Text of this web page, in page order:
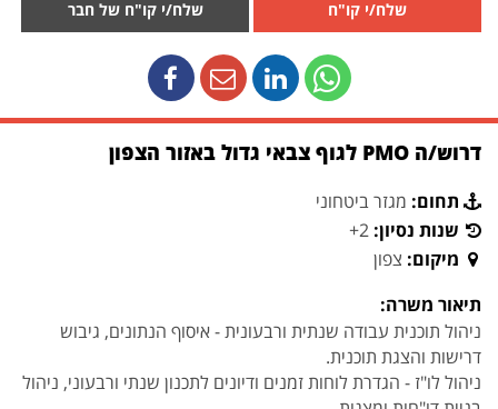
שלח/י קו"ח שלח/י קו"ח של חבר
דרוש/ה PMO לגוף צבאי גדול באזור הצפון
תחום: מגזר ביטחוני
שנות נסיון: 2+
מיקום: צפון
תיאור משרה:
ניהול תוכנית עבודה שנתית ורבעונית - איסוף הנתונים, גיבוש
דרישות והצגת תוכנית.
ניהול לו"ז - הגדרת לוחות זמנים ודיונים לתכנון שנתי ורבעוני, ניהול